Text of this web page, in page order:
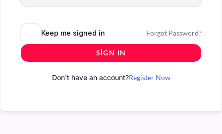
Keep me signed in Forgot Password?
SIGN IN
Don't have an account?Register Now